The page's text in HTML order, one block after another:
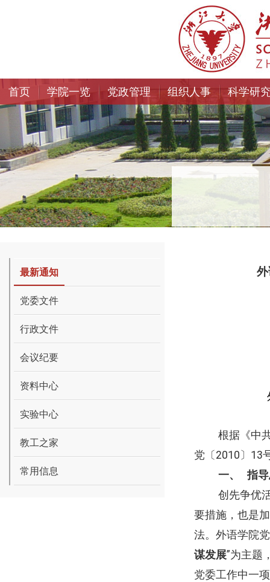
首页 学院一览 党政管理 组织人事 科学研
最新通知
党委文件
行政文件
会议纪要
资料中心
实验中心
教工之家
常用信息
根据《中
党 〔2010〕 13
一、
指
创先争优
要措施，也是
法。外语学院
谋发展”为主题
党委工作中一